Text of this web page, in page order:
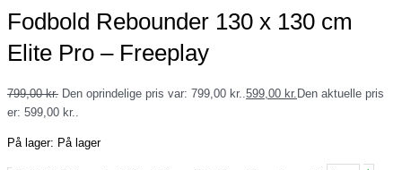
Fodbold Rebounder 130 x 130 cm
Elite Pro – Freeplay
799,00kr. Den oprindelige pris var: 799,00 kr..599,00 kr. Den aktuelle pris
er: 599,00 kr..
På lager: På lager